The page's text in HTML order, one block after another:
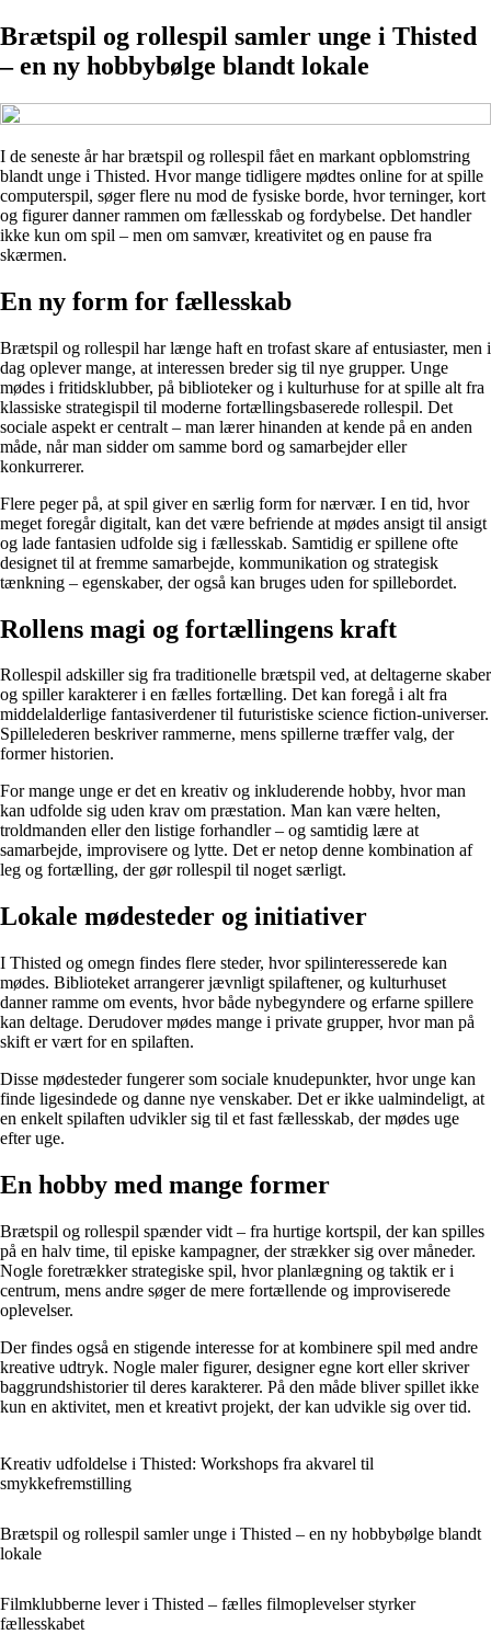
Brætspil og rollespil samler unge i Thisted
– en ny hobbybølge blandt lokale
I de seneste år har brætspil og rollespil fået en markant opblomstring
blandt unge i Thisted. Hvor mange tidligere mødtes online for at spille
computerspil, søger flere nu mod de fysiske borde, hvor terninger, kort
og figurer danner rammen om fællesskab og fordybelse. Det handler
ikke kun om spil – men om samvær, kreativitet og en pause fra
skærmen.
En ny form for fællesskab
Brætspil og rollespil har længe haft en trofast skare af entusiaster, men i
dag oplever mange, at interessen breder sig til nye grupper. Unge
mødes i fritidsklubber, på biblioteker og i kulturhuse for at spille alt fra
klassiske strategispil til moderne fortællingsbaserede rollespil. Det
sociale aspekt er centralt – man lærer hinanden at kende på en anden
måde, når man sidder om samme bord og samarbejder eller
konkurrerer.
Flere peger på, at spil giver en særlig form for nærvær. I en tid, hvor
meget foregår digitalt, kan det være befriende at mødes ansigt til ansigt
og lade fantasien udfolde sig i fællesskab. Samtidig er spillene ofte
designet til at fremme samarbejde, kommunikation og strategisk
tænkning – egenskaber, der også kan bruges uden for spillebordet.
Rollens magi og fortællingens kraft
Rollespil adskiller sig fra traditionelle brætspil ved, at deltagerne skaber
og spiller karakterer i en fælles fortælling. Det kan foregå i alt fra
middelalderlige fantasiverdener til futuristiske science fiction-universer.
Spillelederen beskriver rammerne, mens spillerne træffer valg, der
former historien.
For mange unge er det en kreativ og inkluderende hobby, hvor man
kan udfolde sig uden krav om præstation. Man kan være helten,
troldmanden eller den listige forhandler – og samtidig lære at
samarbejde, improvisere og lytte. Det er netop denne kombination af
leg og fortælling, der gør rollespil til noget særligt.
Lokale mødesteder og initiativer
I Thisted og omegn findes flere steder, hvor spilinteresserede kan
mødes. Biblioteket arrangerer jævnligt spilaftener, og kulturhuset
danner ramme om events, hvor både nybegyndere og erfarne spillere
kan deltage. Derudover mødes mange i private grupper, hvor man på
skift er vært for en spilaften.
Disse mødesteder fungerer som sociale knudepunkter, hvor unge kan
finde ligesindede og danne nye venskaber. Det er ikke ualmindeligt, at
en enkelt spilaften udvikler sig til et fast fællesskab, der mødes uge
efter uge.
En hobby med mange former
Brætspil og rollespil spænder vidt – fra hurtige kortspil, der kan spilles
på en halv time, til episke kampagner, der strækker sig over måneder.
Nogle foretrækker strategiske spil, hvor planlægning og taktik er i
centrum, mens andre søger de mere fortællende og improviserede
oplevelser.
Der findes også en stigende interesse for at kombinere spil med andre
kreative udtryk. Nogle maler figurer, designer egne kort eller skriver
baggrundshistorier til deres karakterer. På den måde bliver spillet ikke
kun en aktivitet, men et kreativt projekt, der kan udvikle sig over tid.
Kreativ udfoldelse i Thisted: Workshops fra akvarel til
smykkefremstilling
Brætspil og rollespil samler unge i Thisted – en ny hobbybølge blandt
lokale
Filmklubberne lever i Thisted – fælles filmoplevelser styrker
fællesskabet